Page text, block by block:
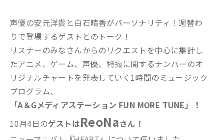
声優の安元洋貴と白石晴香がパーソナリティ！週替わ
りで登場するゲストとのトーク！
リスナーのみなさんからのリクエストを中心に集計し
たアニメ、ゲーム、声優、特撮に関するナンバーのオ
リジナルチャートを発表していく1時間のミュージック
プログラム、
「A＆Gメディアステーション FUN MORE TUNE」！
10月4日のゲストはReoNaさん！